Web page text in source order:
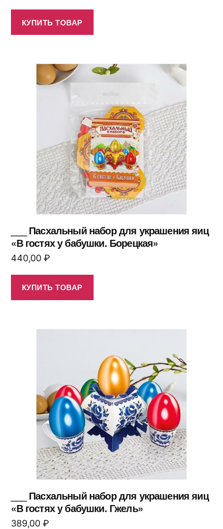
КУПИТЬ ТОВАР
___ Пасхальный набор для украшения яиц
«В гостях у бабушки. Борецкая»
440,00 ₽
КУПИТЬ ТОВАР
___ Пасхальный набор для украшения яиц
«В гостях у бабушки. Гжель»
389,00 ₽